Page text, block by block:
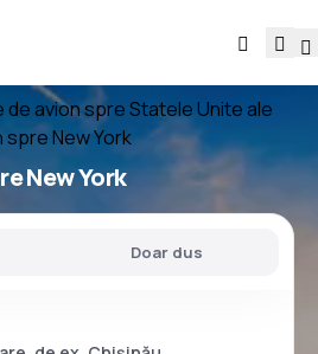
de avion spre Statele Unite ale
spre New York
New York
Doar dus